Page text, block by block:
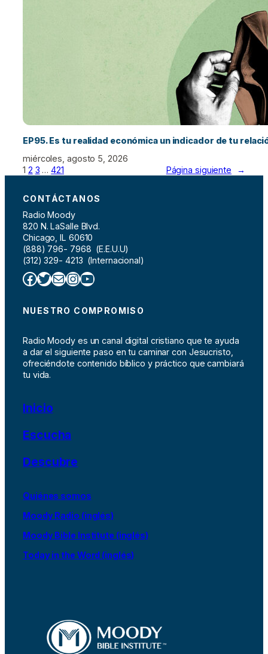
EP95. Es tu realidad económica un indicador de tu
miércoles, agosto 5, 2026
1 2 3 … 421 Página siguiente →
CONTÁCTANOS
Radio Moody
820 N. LaSalle Blvd.
Chicago, IL 60610
(888) 796- 7968 (E.E.U.U)
(312) 329- 4213 (Internacional)
Facebook Twitter Correo electrónico InstagramYouTube
NUESTRO COMPROMISO
Radio Moody es un canal digital cristiano que te ayuda
a dar el siguiente paso en tu caminar con Jesucristo,
ofreciéndote contenido bíblico y práctico que cambiará
tu vida.
Inicio
Escucha
Descubre
Quiénes somos
Moody Radio (inglés)
Moody Bible Institute (inglés)
Today in the Word (inglés)